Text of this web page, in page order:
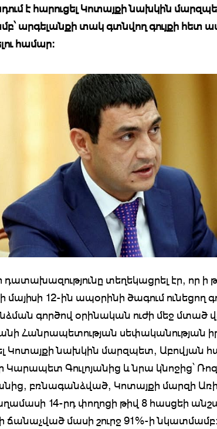
է հարուցել Կոտայքի նախկին
արգելանքի տակ գտնվող գույքի հետ
համար:
տեղեկացրել էր, որ ի
12-ին ապօրինի ծագում ունեցող
գործով օրինական ուժի մեջ մտած
Հանրապետության սեփականության
Կոտայքի նախկին մարզպետ, Աբովյան
Կարապետ Գուլոյանից և նրա կնոջից՝
բռնագանձված, Կոտայքի մարզի
14-րդ փողոցի թիվ 8 հասցեի
ճանաչված մասի շուրջ 91%-ի նկատմամբ: